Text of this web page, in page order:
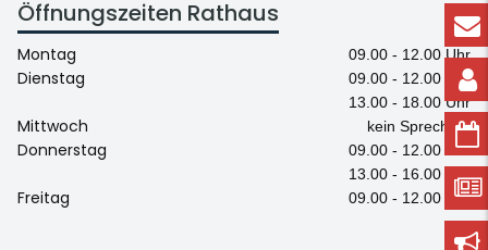
Öffnungszeiten Rathaus
Montag 09.00 - 12.00 Uhr
Dienstag
09.00 - 12.00 Uhr
13.00 - 18.00 Uhr
Mittwoch kein Sprechtag
Donnerstag
09.00 - 12.00 Uhr
13.00 - 16.00 Uhr
Freitag 09.00 - 12.00 Uhr